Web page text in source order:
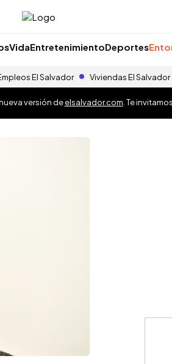
VidaEntretenimientoDeportes
El Salvador Viviendas El Salvador
versión deelsalvador.com . Te